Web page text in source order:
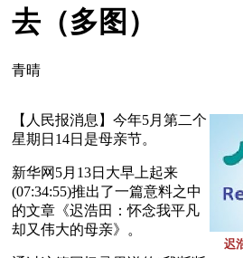
去（多图）
青晴
迟
【人民报消息】今年5月第二个
星期日14日是母亲节。
新华网5月13日大早上起来
(07:34:55)推出了一篇意料之中
的文章《迟浩田：怀念我平凡
却又伟大的母亲》。